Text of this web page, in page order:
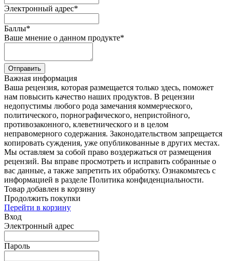
Электронный адрес*
Баллы*
Ваше мнение о данном продукте*
Отправить
Важная информация
Ваша рецензия, которая размещается только здесь, поможет
нам повысить качество наших продуктов. В рецензии
недопустимы любого рода замечания коммерческого,
политического, порнографического, непристойного,
противозаконного, клеветнического и в целом
неправомерного содержания. Законодательством запрещается
копировать суждения, уже опубликованные в других местах.
Мы оставляем за собой право воздержаться от размещения
рецензий. Вы вправе просмотреть и исправить собранные о
вас данные, а также запретить их обработку. Ознакомьтесь с
информацией в разделе Политика конфиденциальности.
Товар добавлен в корзину
Продолжить покупки
Перейти в корзину
Вход
Электронный адрес
Пароль